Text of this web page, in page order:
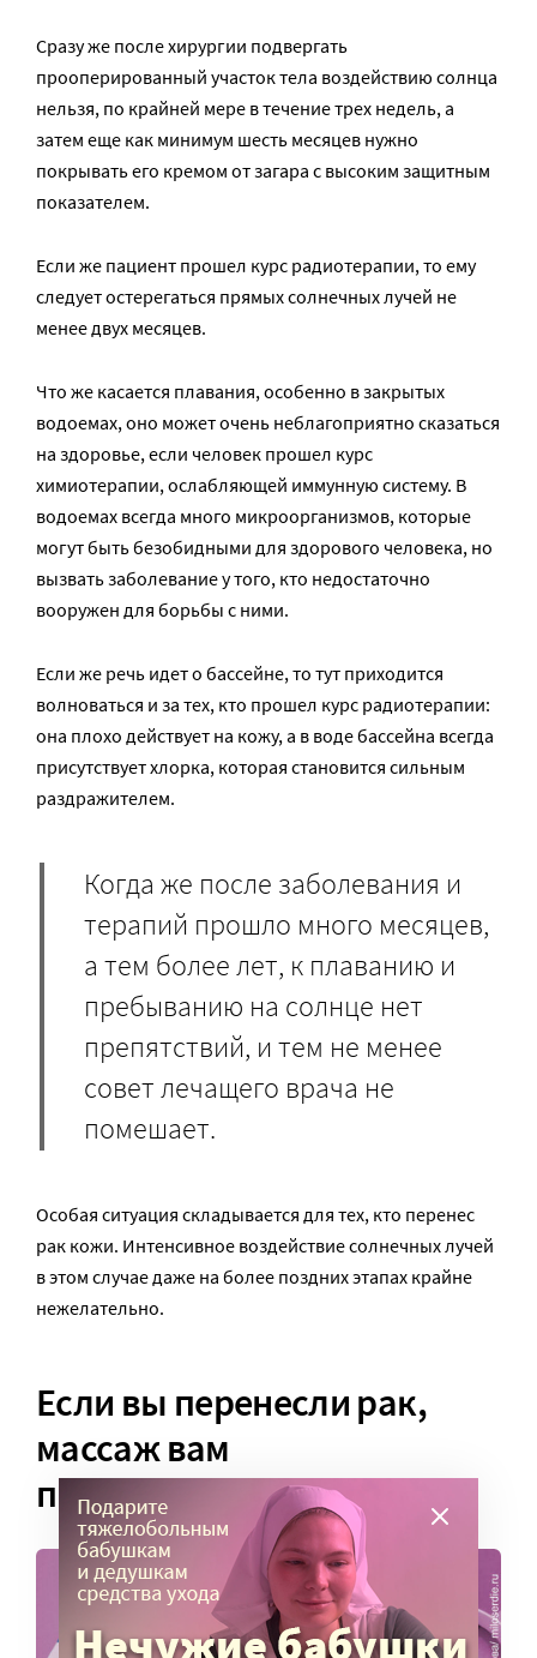
Сразу же после хирургии подвергать
прооперированный участок тела воздействию солнца
нельзя, по крайней мере в течение трех недель, а
затем еще как минимум шесть месяцев нужно
покрывать его кремом от загара с высоким защитным
показателем.
Если же пациент прошел курс радиотерапии, то ему
следует остерегаться прямых солнечных лучей не
менее двух месяцев.
Что же касается плавания, особенно в закрытых
водоемах, оно может очень неблагоприятно сказаться
на здоровье, если человек прошел курс
химиотерапии, ослабляющей иммунную систему. В
водоемах всегда много микроорганизмов, которые
могут быть безобидными для здорового человека, но
вызвать заболевание у того, кто недостаточно
вооружен для борьбы с ними.
Если же речь идет о бассейне, то тут приходится
волноваться и за тех, кто прошел курс радиотерапии:
она плохо действует на кожу, а в воде бассейна всегда
присутствует хлорка, которая становится сильным
раздражителем.
Когда же после заболевания и
терапий прошло много месяцев,
а тем более лет, к плаванию и
пребыванию на солнце нет
препятствий, и тем не менее
совет лечащего врача не
помешает.
Особая ситуация складывается для тех, кто перенес
рак кожи. Интенсивное воздействие солнечных лучей
в этом случае даже на более поздних этапах крайне
нежелательно.
Если вы перенесли рак,
массаж вам
противопоказан